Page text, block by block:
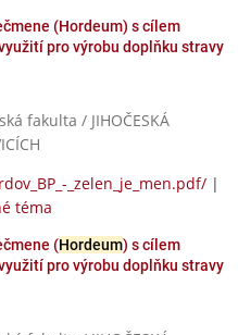
(Hordeum) s cílem
pro výrobu doplňku stravy
fakulta / JIHOČESKÁ
_zelen_je_men.pdf/ |
téma
(Hordeum) s cílem
pro výrobu doplňku stravy